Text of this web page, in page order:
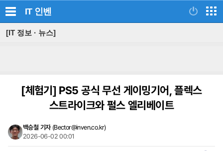
IT 인벤
[IT 정보 · 뉴스]
[체험기]PS5 공식 무선 게이밍기어, 플렉스
스트라이크와 펄스 엘리베이트
백승철 기자 (Bector@inven.co.kr)
2026-06-02 00:01